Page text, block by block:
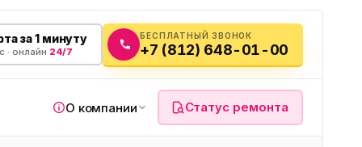
за 1 минуту
· онлайн 24/7
БЕСПЛАТНЫЙ ЗВОНОК
+7 (812) 648-01-00
О компании Статус ремонта